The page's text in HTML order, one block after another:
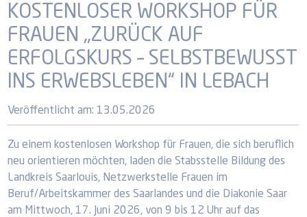
KOSTENLOSER WORKSHOP FÜR
FRAUEN „ZURÜCK AUF
ERFOLGSKURS – SELBSTBEWUSST
INS ERWEBSLEBEN“ IN LEBACH
Veröffentlicht am: 13.05.2026
Zu einem kostenlosen Workshop für Frauen, die sich beruflich
neu orientieren möchten, laden die Stabsstelle Bildung des
Landkreis Saarlouis, Netzwerkstelle Frauen im
Beruf/Arbeitskammer des Saarlandes und die Diakonie Saar
am Mittwoch, 17. Juni 2026, von 9 bis 12 Uhr auf das